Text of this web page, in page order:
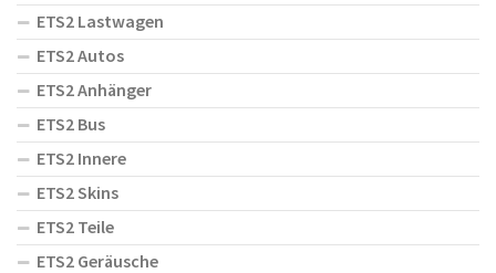
ETS2 Lastwagen
ETS2 Autos
ETS2 Anhänger
ETS2 Bus
ETS2 Innere
ETS2 Skins
ETS2 Teile
ETS2 Geräusche